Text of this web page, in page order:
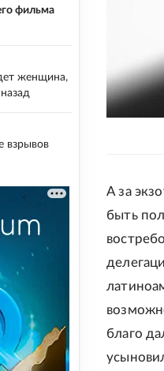
А за
быть
благо
фильма
женщина,
взрывов